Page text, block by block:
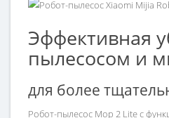
Эффективная
пылесосом и
для более
Робот-пылесос Mop 2 Lite с